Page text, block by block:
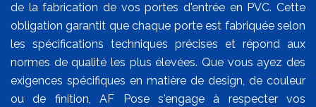
de la fabrication de vos portes d'entrée en PVC. Cette
obligation garantit que chaque porte est fabriquée selon
les spécifications techniques précises et répond aux
normes de qualité les plus élevées. Que vous ayez des
exigences spécifiques en matière de design, de couleur
ou de finition, AF Pose s'engage à respecter vos